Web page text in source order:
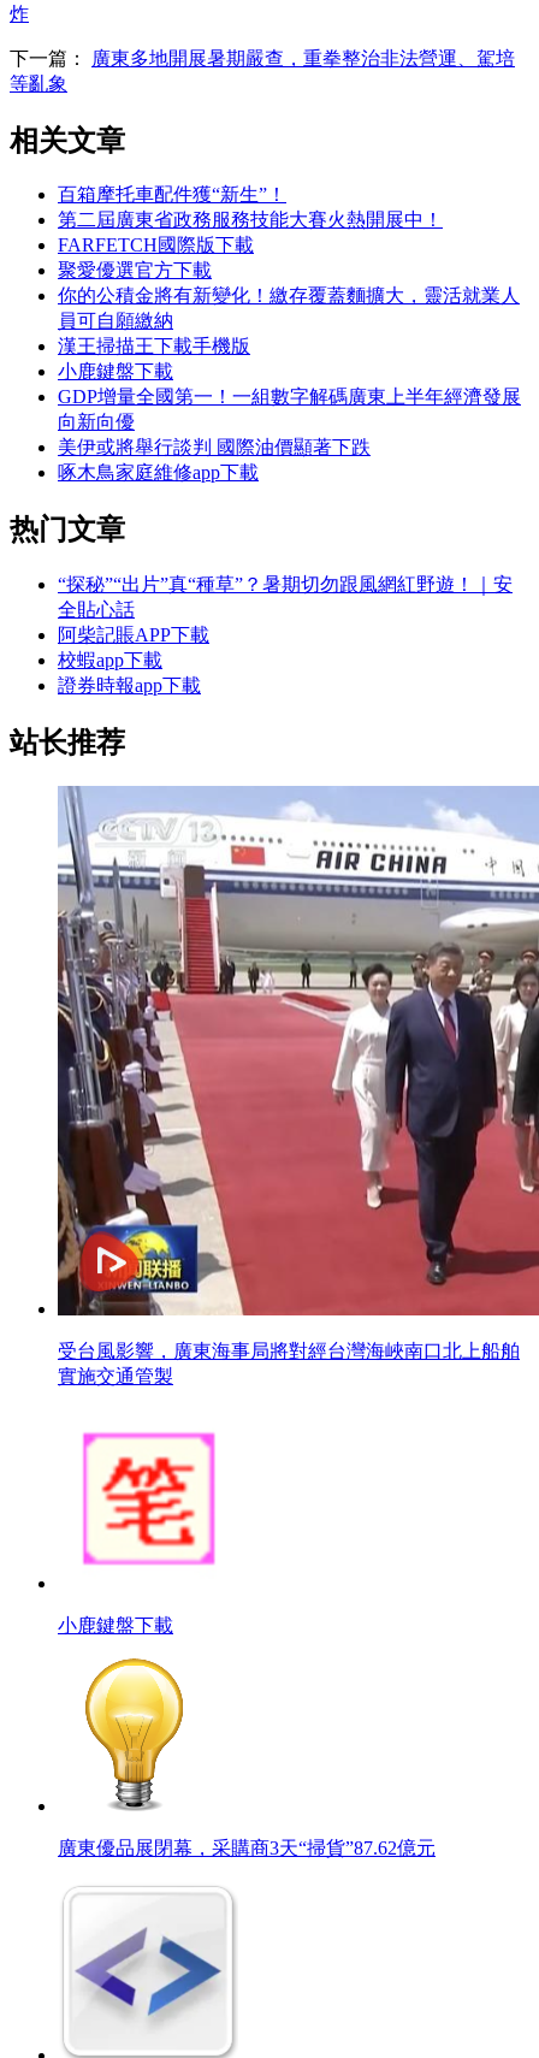
炸
下一篇：
廣東多地開展暑期嚴查，重拳整治非法營運、駕培
等亂象
相关文章
百箱摩托車配件獲“新生”！
第二屆廣東省政務服務技能大賽火熱開展中！
FARFETCH國際版下載
聚愛優選官方下載
你的公積金將有新變化！繳存覆蓋麵擴大，靈活就業人
員可自願繳納
漢王掃描王下載手機版
小鹿鍵盤下載
GDP增量全國第一！一組數字解碼廣東上半年經濟發展
向新向優
美伊或將舉行談判 國際油價顯著下跌
啄木鳥家庭維修app下載
热门文章
“探秘”“出片”真“種草”？暑期切勿跟風網紅野遊！｜安
全貼心話
阿柴記賬APP下載
校蝦app下載
證券時報app下載
站长推荐
受台風影響，廣東海事局將對經台灣海峽南口北上船舶
實施交通管製
小鹿鍵盤下載
廣東優品展閉幕，采購商3天“掃貨”87.62億元